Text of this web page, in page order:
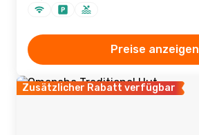
Preise anzeigen
Zusätzlicher Rabatt verfügbar